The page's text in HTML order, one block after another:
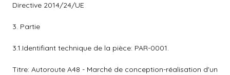
Directive 2014/24/UE
3. Partie
3.1.Identifiant technique de la pièce: PAR-0001.
Titre: Autoroute A48 - Marché de conception-réalisation d'un